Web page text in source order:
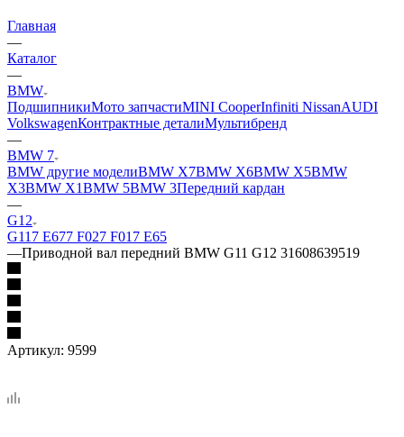
Главная
—
Каталог
—
BMW
ПодшипникиМото запчастиMINI CooperInfiniti NissanAUDI
VolkswagenКонтрактные деталиМультибренд
—
BMW 7
BMW другие моделиBMW X7BMW X6BMW X5BMW
X3BMW X1BMW 5BMW 3Передний кардан
—
G12
G11 7 Е677 F027 F01 7 E65
—Приводной вал передний BMW G11 G12 31608639519
Артикул: 9599